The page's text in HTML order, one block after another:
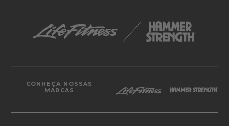
CONHEÇA NOSSAS
MARCAS